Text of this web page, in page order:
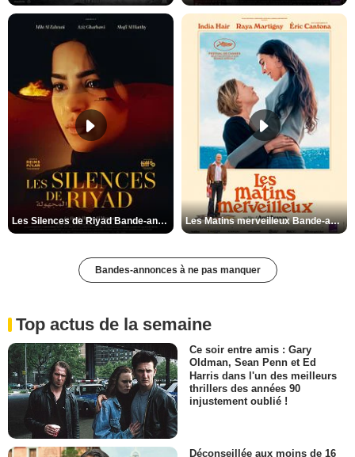
Les Silences de Riyad Bande-annonce VO STFR Les Matins merveilleux Bande-annonce VF
Bandes-annonces à ne pas manquer
Top actus de la semaine
Ce soir entre amis : Gary
Oldman, Sean Penn et Ed
Harris dans l'un des meilleurs
thrillers des années 90
injustement oublié !
Déconseillée aux moins de 16